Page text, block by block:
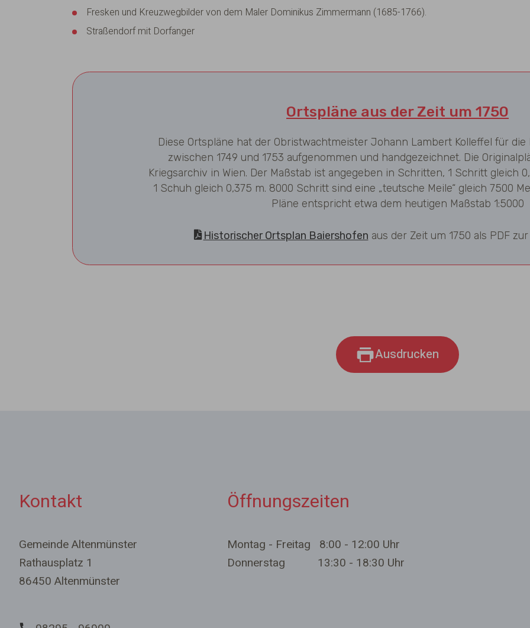
Fresken und Kreuzwegbilder von dem Maler Dominikus Zimmermann (1685-1766).
Straßendorf mit Dorfanger
Ortspläne aus der Zeit um 1750
Diese Ortspläne hat der Obristwachtmeister Johann Lambert Kolleffel für die
zwischen 1749 und 1753 aufgenommen und handgezeichnet. Die
Kriegsarchiv in Wien. Der Maßstab ist angegeben in Schritten, 1 Schritt gleich
1 Schuh gleich 0,375 m. 8000 Schritt sind eine „teutsche Meile“ gleich 7500
Pläne entspricht etwa dem heutigen Maßstab 1:5000
Historischer Ortsplan Baiershofen aus der Zeit um 1750 als PDF
Ausdrucken
Kontakt
Gemeinde Altenmünster
Rathausplatz 1
86450 Altenmünster
Öffnungszeiten
Montag - Freitag 8:00 - 12:00 Uhr
Donnerstag 13:30 - 18:30 Uhr